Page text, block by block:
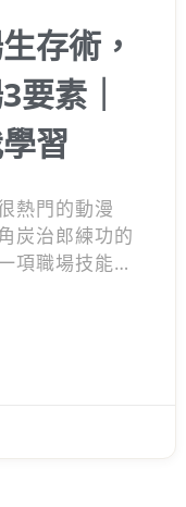
存術，
素｜
習
熱門的動漫
炭治郎練功的
項職場技能和
多困難，並沒
炭治郎身上學
職場上。